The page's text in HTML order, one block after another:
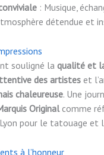
: Musique,
détendue et
souligné la qualité et
des artistes et
chaleureuse. Une
Originalcomme
pour le tatouage et
à l’honneur